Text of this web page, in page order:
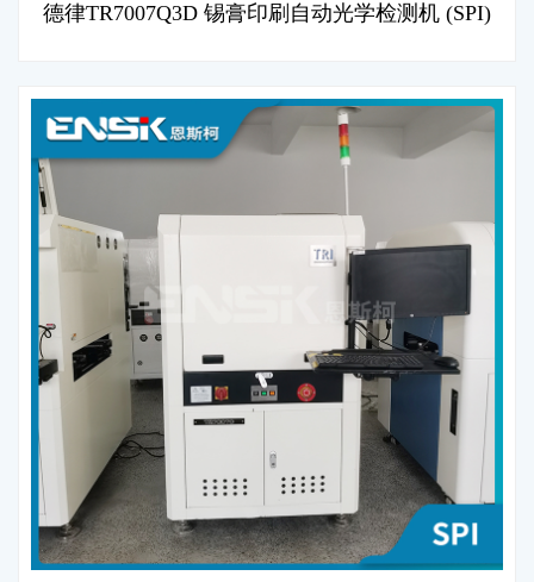
德律TR7007Q3D 锡膏印刷自动光学检测机 (SPI)